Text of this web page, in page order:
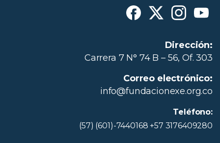
Dirección:
Carrera 7 N° 74 B – 56, Of. 303
Correo electrónico:
info@fundacionexe.org.co
Teléfono:
(57) (601)-7440168 +57 3176409280